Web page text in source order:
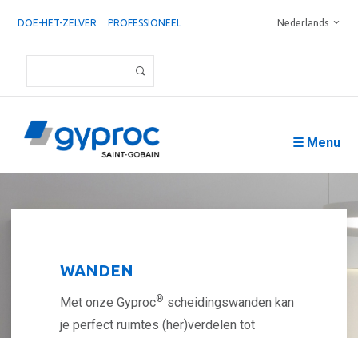
DOE-HET-ZELVER PROFESSIONEEL Nederlands
☰ Menu
WANDEN
Met onze Gyproc® scheidingswanden kan
je perfect ruimtes (her)verdelen tot